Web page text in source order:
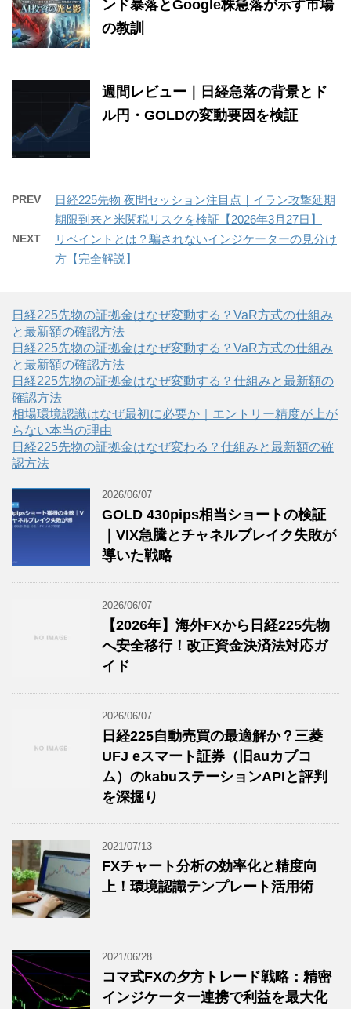
ンド暴落とGoogle株急落が示す市場
の教訓
週間レビュー｜日経急落の背景とド
ル円・GOLDの変動要因を検証
PREV
日経225先物 夜間セッション注目点｜イラン攻撃延期
期限到来と米関税リスクを検証【2026年3月27日】
NEXT
リペイントとは？騙されないインジケーターの見分け
方【完全解説】
日経225先物の証拠金はなぜ変動する？VaR方式の仕組み
と最新額の確認方法
日経225先物の証拠金はなぜ変動する？VaR方式の仕組み
と最新額の確認方法
日経225先物の証拠金はなぜ変動する？仕組みと最新額の
確認方法
相場環境認識はなぜ最初に必要か｜エントリー精度が上が
らない本当の理由
日経225先物の証拠金はなぜ変わる？仕組みと最新額の確
認方法
2026/06/07
GOLD 430pips相当ショートの検証
｜VIX急騰とチャネルブレイク失敗が
導いた戦略
2026/06/07
【2026年】海外FXから日経225先物
へ安全移行！改正資金決済法対応ガ
イド
2026/06/07
日経225自動売買の最適解か？三菱
UFJ eスマート証券（旧auカブコ
ム）のkabuステーションAPIと評判
を深掘り
2021/07/13
FXチャート分析の効率化と精度向
上！環境認識テンプレート活用術
2021/06/28
コマ式FXの夕方トレード戦略：精密
インジケーター連携で利益を最大化